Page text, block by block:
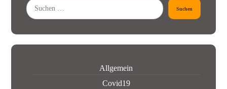
Suchen
Allgemein
Covid19